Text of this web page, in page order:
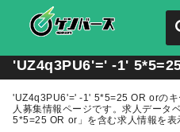
'UZ4q3PU6'=' -1'
'UZ4q3PU6'=' -1' 5*5=25 OR orの
人募集情報ページです。求人データ
5*5=25 OR or」 を含む求人情報を表